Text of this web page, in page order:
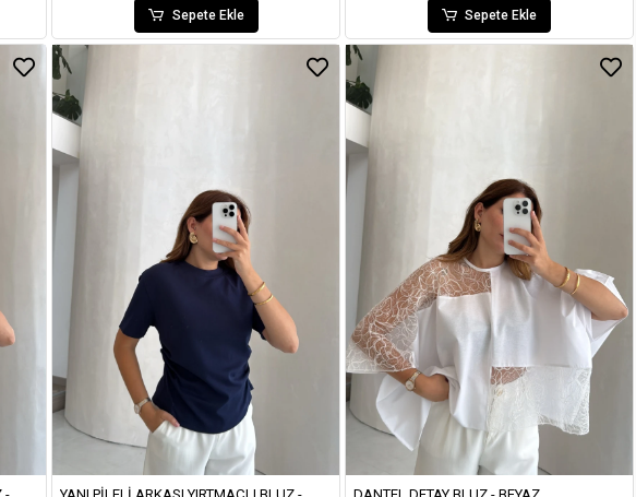
Sepete Ekle Sepete Ekle